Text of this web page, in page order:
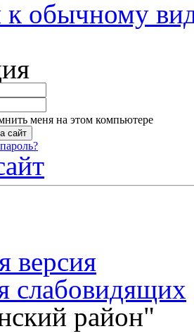
к обычному
меня на этом компьютере
версия
слабовидящих
район"